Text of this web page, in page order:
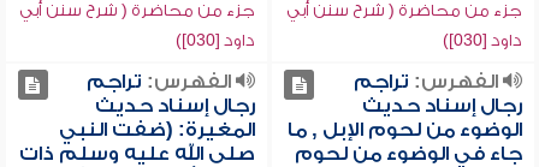
جزء من محاضرة ( شرح سنن أبي
داود [030])
جزء من محاضرة ( شرح سنن أبي
داود [030])
الفهرس: تراجم
رجال إسناد حديث
الوضوء من لحوم الإبل , ما
جاء في الوضوء من لحوم
الفهرس: تراجم
رجال إسناد حديث
المغيرة: (ضفت النبي
صلى الله عليه وسلم ذات